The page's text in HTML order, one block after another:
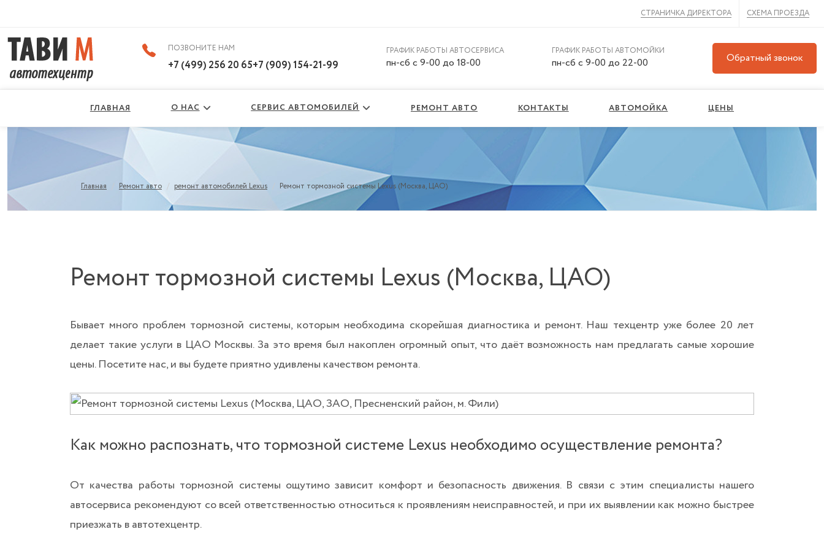
СТРАНИЧКА ДИРЕКТОРА СХЕМА ПРОЕЗДА
ПОЗВОНИТЕ НАМ
+7 (499) 256 20 65+7 (909) 154-21-99
ГРАФИК РАБОТЫ АВТОСЕРВИСА
пн-сб с 9-00 до 18-00
ГРАФИК РАБОТЫ АВТОМОЙКИ
пн-сб с 9-00 до 22-00 Обратный звонок
ГЛАВНАЯ О НАС СЕРВИС АВТОМОБИЛЕЙ РЕМОНТ АВТО КОНТАКТЫ АВТОМОЙКА ЦЕНЫ
Главная Ремонт авто / ремонт автомобилей Lexus Ремонт тормозной системы Lexus (Москва, ЦАО)
Ремонт тормозной системы Lexus (Москва, ЦАО)
Бывает много проблем тормозной системы, которым необходима скорейшая диагностика и ремонт. Наш техцентр уже более 20 лет
делает такие услуги в ЦАО Москвы. За это время был накоплен огромный опыт, что даёт возможность нам предлагать самые хорошие
цены. Посетите нас, и вы будете приятно удивлены качеством ремонта.
Как можно распознать, что тормозной системе Lexus необходимо осуществление ремонта?
От качества работы тормозной системы ощутимо зависит комфорт и безопасность движения. В связи с этим специалисты нашего
автосервиса рекомендуют со всей ответственностью относиться к проявлениям неисправностей, и при их выявлении как можно быстрее
приезжать в автотехцентр.